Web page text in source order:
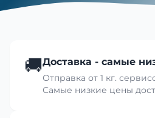
🚚Доставка - самые
Отправка от 1 кг.
Самые низкие цены